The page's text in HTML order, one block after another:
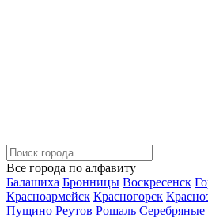
Все города по алфавиту
Балашиха Бронницы Воскресенск
Красноармейск Красногорск
Пущино Реутов Рошаль